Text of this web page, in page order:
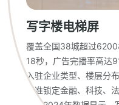
写字楼电梯屏
覆盖全国38城超过
18秒，广告完播率高达
入驻企业类型、楼层分
精准锁定金融、科技、